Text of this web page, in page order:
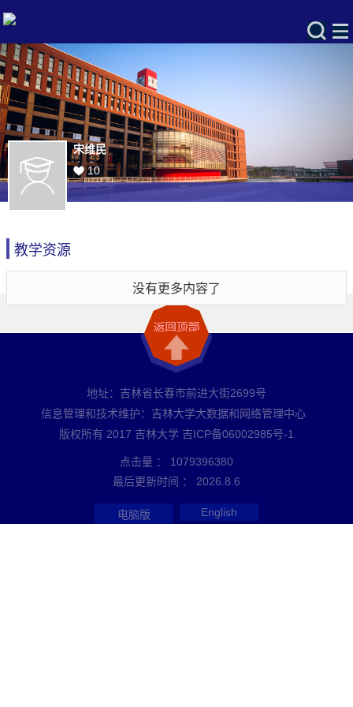
宋维民
10
教学资源
没有更多内容了
地址：吉林省长春市前进大街2699号
信息管理和技术维护：吉林大学大数据和网络管理中心
版权所有 2017 吉林大学 吉ICP备06002985号-1
点击量 ： 1079396380
最后更新时间 ： 2026 8 6
电脑版 English